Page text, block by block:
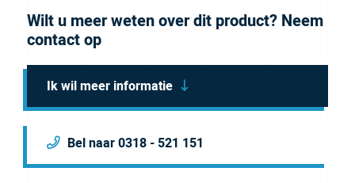
Wilt u meer weten over dit product? Neem
contact op
Ik wil meer informatie
Bel naar 0318 - 521 151